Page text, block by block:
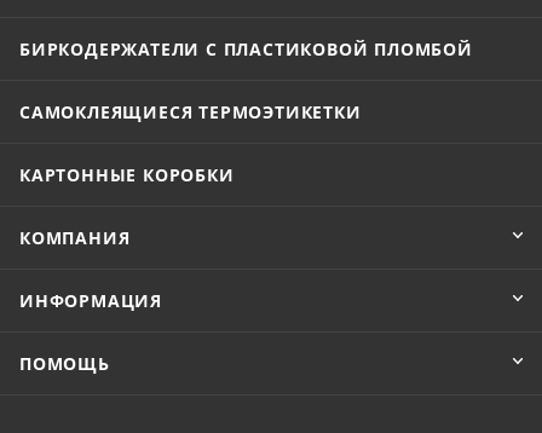
БИРКОДЕРЖАТЕЛИ С ПЛАСТИКОВОЙ ПЛОМБОЙ
САМОКЛЕЯЩИЕСЯ ТЕРМОЭТИКЕТКИ
КАРТОННЫЕ КОРОБКИ
КОМПАНИЯ
ИНФОРМАЦИЯ
ПОМОЩЬ